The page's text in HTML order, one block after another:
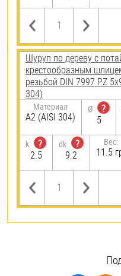
Шуруп по дереву с
крестообразным
резьбой DIN 7997 PZ
304)
Материал
А2 (AISI 304)
Ø
?
5
k
?
2.5
dk
?
9.2
Вес:
11.5